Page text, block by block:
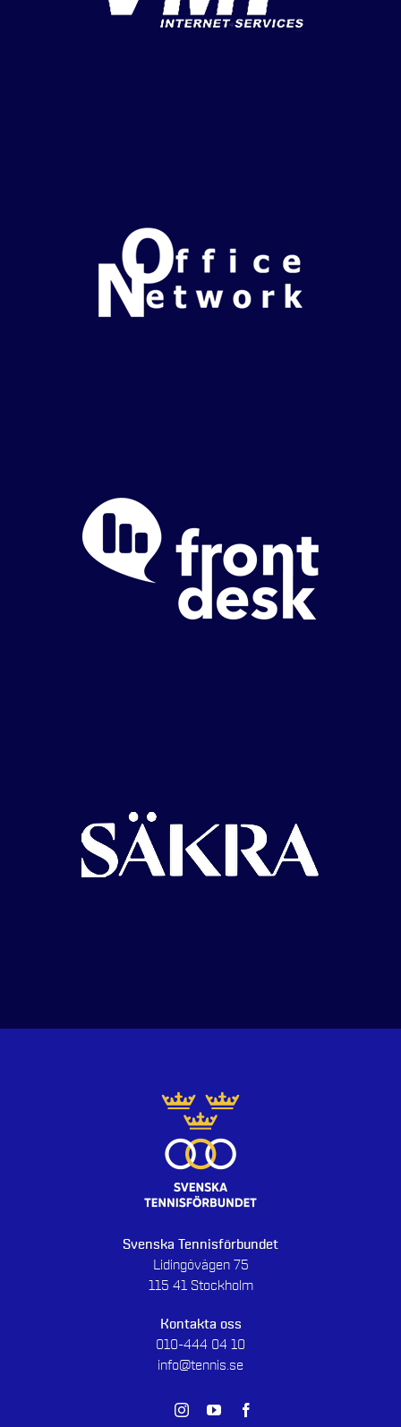
Svenska Tennisförbundet
Lidingövägen 75
115 41 Stockholm
Kontakta oss
010-444 04 10
info@tennis.se